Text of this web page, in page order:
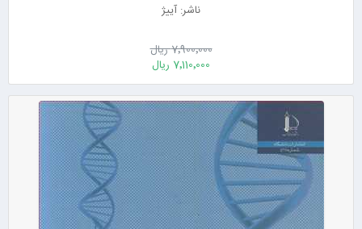
ناشر: آییژ
7٬900٬000 ریال
7٬110٬000 ریال